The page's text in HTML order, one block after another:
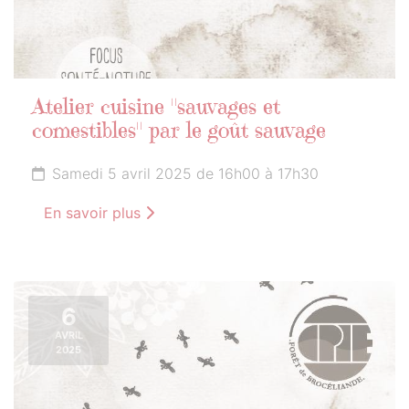
Atelier cuisine "sauvages et
comestibles" par le goût sauvage
Samedi 5 avril 2025 de 16h00 à 17h30
En savoir plus
6
AVRIL
2025